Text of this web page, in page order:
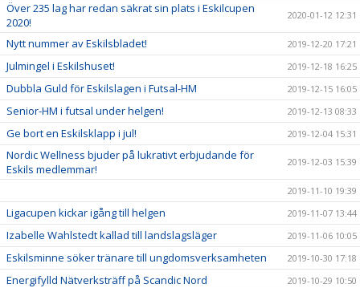
Över 235 lag har redan säkrat sin plats i Eskilcupen
2020!
2020-01-12 12:31
Nytt nummer av Eskilsbladet! 2019-12-20 17:21
Julmingel i Eskilshuset! 2019-12-18 16:25
Dubbla Guld för Eskilslagen i Futsal-HM 2019-12-15 16:05
Senior-HM i futsal under helgen! 2019-12-13 08:33
Ge bort en Eskilsklapp i jul! 2019-12-04 15:31
Nordic Wellness bjuder på lukrativt erbjudande för
Eskils medlemmar!
2019-12-03 15:39
2019-11-10 19:39
Ligacupen kickar igång till helgen 2019-11-07 13:44
Izabelle Wahlstedt kallad till landslagsläger 2019-11-06 10:05
Eskilsminne söker tränare till ungdomsverksamheten 2019-10-30 17:18
Energifylld Nätverksträff på Scandic Nord 2019-10-29 10:50